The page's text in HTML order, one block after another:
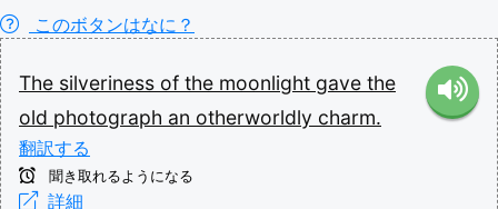
このボタンはなに？
The silveriness of the moonlight gave the
old photograph an otherworldly charm.
翻訳する
聞き取れるようになる
詳細